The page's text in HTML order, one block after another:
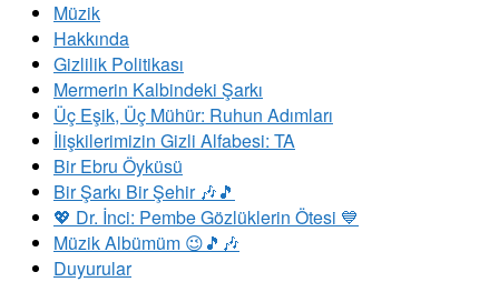
Müzik
Hakkında
Gizlilik Politikası
Mermerin Kalbindeki Şarkı
Üç Eşik, Üç Mühür: Ruhun Adımları
İlişkilerimizin Gizli Alfabesi: TA
Bir Ebru Öyküsü
Bir Şarkı Bir Şehir 🎶🎵
💖 Dr. İnci: Pembe Gözlüklerin Ötesi 💙
Müzik Albümüm 😉🎵🎶
Duyurular